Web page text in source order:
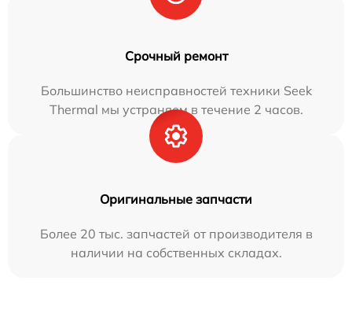
Срочный ремонт
Большинство неисправностей техники Seek
Thermal мы устраняем в течение 2 часов.
Оригинальные запчасти
Более 20 тыс. запчастей от производителя в
наличии на собственных складах.